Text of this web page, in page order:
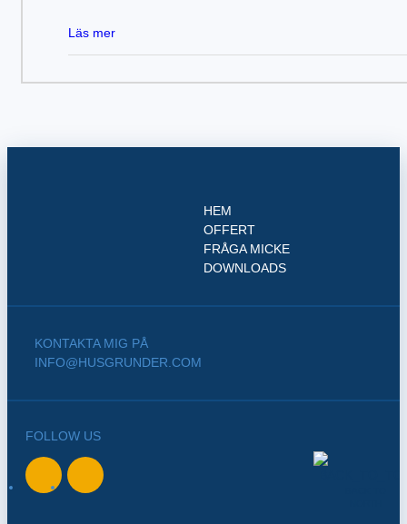
Läs mer
HEM
OFFERT
FRÅGA MICKE
DOWNLOADS
KONTAKTA MIG PÅ
INFO@HUSGRUNDER.COM
FOLLOW US